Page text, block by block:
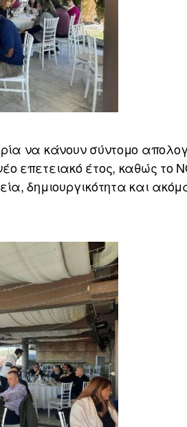
να κάνουν σύντομο
επετειακό έτος, καθώς το
δημιουργικότητα και